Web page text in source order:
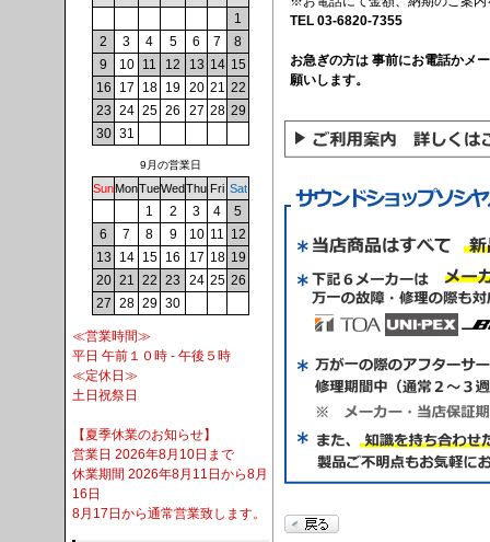
TEL 03-6820-7355
お急ぎの方は 事前にお電話かメ
願いします。
1
2
3 4 5 6 7
8
9
10 11 12 13 14 15
16
17 18 19 20 21 22
23 24 25 26 27 28 29
30 31
9月の営業日
SunMonTueWedThu Fri Sat
1 2 3 4
5
6
7 8 9 10 11 12
13
14 15 16 17 18 19
20 21 22 23 24 25 26
27 28 29 30
≪営業時間≫
平日 午前１０時 - 午後５時
≪定休日≫
土日祝祭日
【夏季休業のお知らせ】
営業日 2026年8月10日まで
休業期間 2026年8月11日から8月
16日
8月17日から通常営業致します。